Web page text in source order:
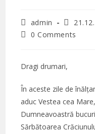
Post
author:
admin
Post
published:
Post0 Comments
Dragi drumari,
În aceste zile de
aduc Vestea cea
Dumneavoastră
Sărbătoarea